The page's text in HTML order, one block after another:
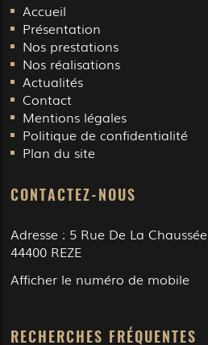
Accueil
Présentation
Nos prestations
Nos réalisations
Actualités
Contact
Mentions légales
Politique de confidentialité
Plan du site
CONTACTEZ-NOUS
Adresse : 5 Rue De La Chaussée
44400 REZE
Afficher le numéro de mobile
RECHERCHES FRÉQUENTES